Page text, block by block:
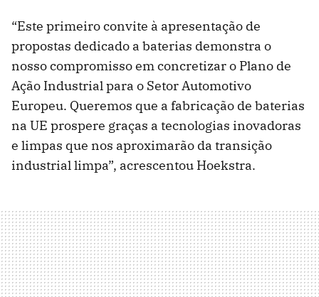
“Este primeiro convite à apresentação de
propostas dedicado a baterias demonstra o
nosso compromisso em concretizar o Plano de
Ação Industrial para o Setor Automotivo
Europeu. Queremos que a fabricação de baterias
na UE prospere graças a tecnologias inovadoras
e limpas que nos aproximarão da transição
industrial limpa”, acrescentou Hoekstra.